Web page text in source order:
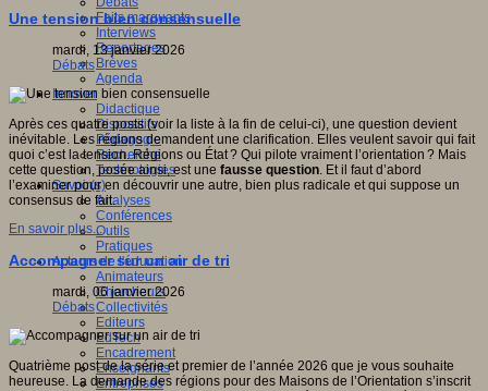
Faits marquants
Interviews
Reportages
Brèves
Agenda
Innover
Didactique
Dispositifs
Pédagogie
Recherche
Technologies
Savoir(s)
Analyses
Conférences
Outils
Pratiques
Acteurs de l'éducation
Animateurs
Chercheurs
Collectivités
Editeurs
EdTech
Encadrement
Enseignants
Entreprises
Une tension bien consensuelle
mardi, 13 janvier 2026
Débats
Après ces quatre posts (voir la liste à la fin de celui-ci), une question devient
inévitable. Les régions demandent une clarification. Elles veulent savoir qui fait
quoi c’est la tension. Régions ou État ? Qui pilote vraiment l’orientation ? Mais
cette question, posée ainsi, est une fausse question. Et il faut d’abord
l’examiner pour en découvrir une autre, bien plus radicale et qui suppose un
consensus de fait.
En savoir plus...
Accompagner sur un air de tri
mardi, 06 janvier 2026
Débats
Quatrième post de la série et premier de l’année 2026 que je vous souhaite
heureuse. La demande des régions pour des Maisons de l’Orientation s’inscrit